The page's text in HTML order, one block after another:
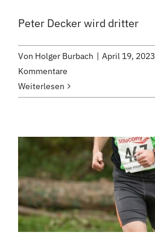
Peter Decker wird dritter
Von Holger Burbach | April 19, 2023
Kommentare
Weiterlesen